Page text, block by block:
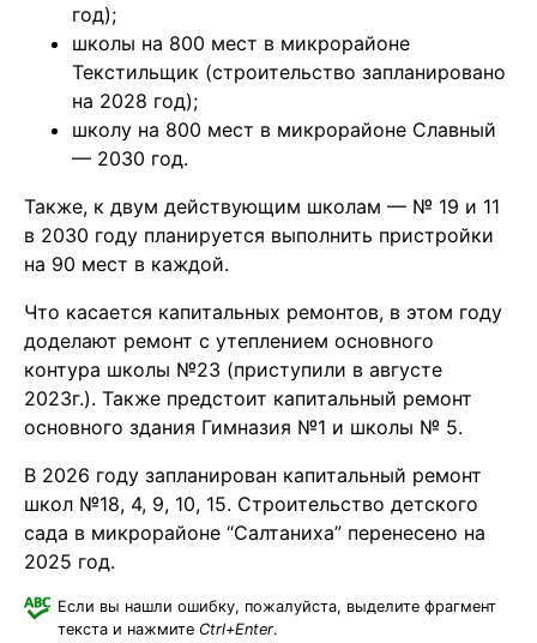
год);
школы на 800 мест в микрорайоне
Текстильщик (строительство запланировано
на 2028 год);
школу на 800 мест в микрорайоне Славный
— 2030 год.
Также, к двум действующим школам — № 19 и 11
в 2030 году планируется выполнить пристройки
на 90 мест в каждой.
Что касается капитальных ремонтов, в этом году
доделают ремонт с утеплением основного
контура школы №23 (приступили в августе
2023г.). Также предстоит капитальный ремонт
основного здания Гимназия №1 и школы № 5.
В 2026 году запланирован капитальный ремонт
школ №18, 4, 9, 10, 15. Строительство детского
сада в микрорайоне “Салтаниха” перенесено на
2025 год.
Если вы нашли ошибку, пожалуйста, выделите фрагмент
текста и нажмите Ctrl+Enter.